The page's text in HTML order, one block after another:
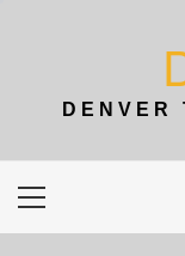
DENVER
Primary
Menu